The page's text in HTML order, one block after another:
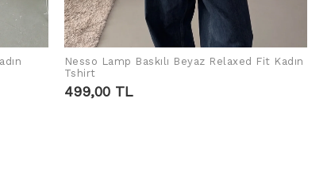
SEPETE EKLE
Nesso Lamp Baskılı Beyaz Relaxed Fit Kadın
Tshirt
499,00 TL